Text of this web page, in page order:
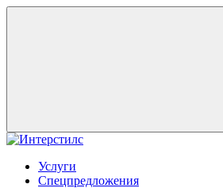
Услуги
Спецпредложения